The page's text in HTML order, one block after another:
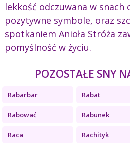
lekkość odczuwana w
pozytywne symbole, oraz
spotkaniem Anioła Stróża
pomyślność w życiu.
POZOSTAŁE SNY
Rabarbar Rabat
Rabować Rabunek
Raca Rachityk